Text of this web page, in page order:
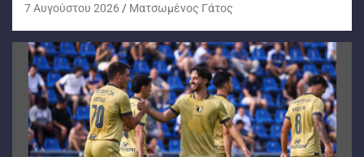
7 Αυγούστου 2026 Ματσωμένος Γάτος